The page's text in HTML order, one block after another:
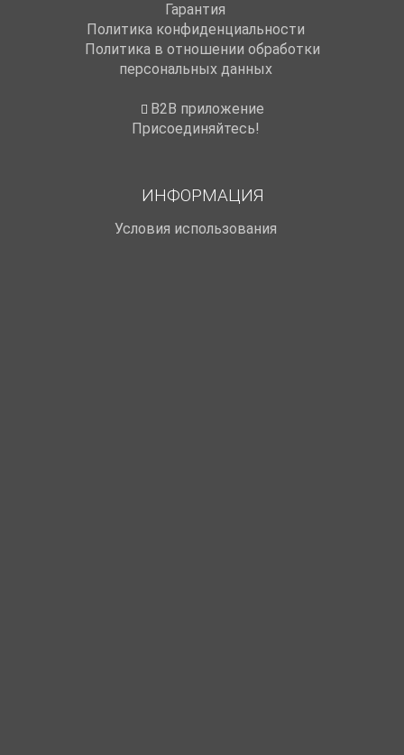
Гарантия
Политика конфиденциальности
Политика в отношении обработки
персональных данных
B2B приложение
Присоединяйтесь!
ИНФОРМАЦИЯ
Условия использования